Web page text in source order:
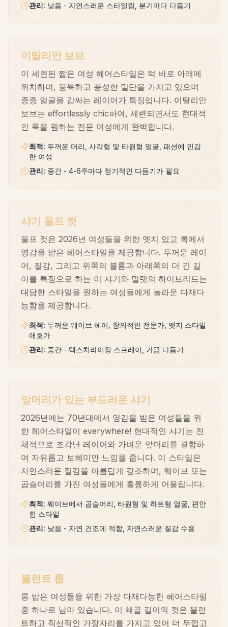
관리: 낮음 - 자연스러운 스타일링, 분기마다 다듬기
이탈리안 보브
이 세련된 짧은 여성 헤어스타일은 턱 바로 아래에
위치하며, 뭉툭하고 풍성한 밑단을 가지고 있으며
종종 얼굴을 감싸는 레이어가 특징입니다. 이탈리안
보브는 effortlessly chic하여, 세련되면서도 현대적
인 룩을 원하는 전문 여성에게 완벽합니다.
최적: 두꺼운 머리, 사각형 및 타원형 얼굴, 패션에 민감
한 여성
관리: 중간 - 4-6주마다 정기적인 다듬기가 필요
샤기 울프 컷
울프 컷은 2026년 여성들을 위한 엣지 있고 록에서
영감을 받은 헤어스타일을 제공합니다. 두꺼운 레이
어, 질감, 그리고 위쪽의 볼륨과 아래쪽의 더 긴 길
이를 특징으로 하는 이 샤기와 멀렛의 하이브리드는
대담한 스타일을 원하는 여성들에게 놀라운 다재다
능함을 제공합니다.
최적: 두꺼운 웨이브 헤어, 창의적인 전문가, 엣지 스타일
애호가
관리: 중간 - 텍스처라이징 스프레이, 가끔 다듬기
앞머리가 있는 부드러운 샤기
2026년에는 70년대에서 영감을 받은 여성들을 위
한 헤어스타일이 everywhere! 현대적인 샤기는 전
체적으로 조각난 레이어와 가벼운 앞머리를 결합하
여 자유롭고 보헤미안 느낌을 줍니다. 이 스타일은
자연스러운 질감을 아름답게 강조하며, 웨이브 또는
곱슬머리를 가진 여성들에게 훌륭하게 어울립니다.
최적: 웨이브에서 곱슬머리, 타원형 및 하트형 얼굴, 편안
한 스타일
관리: 낮음 - 자연 건조에 적합, 자연스러운 질감 수용
블런트 롭
롱 밥은 여성들을 위한 가장 다재다능한 헤어스타일
중 하나로 남아 있습니다. 이 쇄골 길이의 컷은 블런
트하고 직선적인 가장자리를 가지고 있어 더 두껍고